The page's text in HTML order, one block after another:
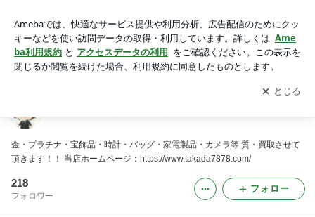
アプリをダウンロードして ブログの更新通知
を受け取りまし
ょう。
開く
金・プラチナ・宝飾品・時計・バッグ・家電製品・カメラ等 質・買取させて
頂きます！！ 当店ホームページ：https://www.takada7878.com/
218
フォロワー
フォロー